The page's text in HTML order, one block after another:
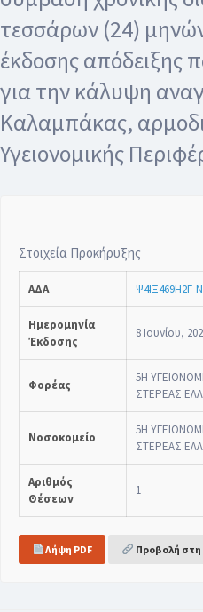
τεσσάρων (24)
έκδοσης απόδειξης
για την κάλυψη
Καλαμπάκας,
Υγειονομικής
Στοιχεία Προκήρυξης
ΑΔΑ Ψ4ΙΞ469Η2Γ-
Ημερομηνία
Έκδοσης
8 Ιουνίου,
Φορέας
5Η
ΣΤΕΡΕΑΣ
Νοσοκομείο
5Η
ΣΤΕΡΕΑΣ
Αριθμός
Θέσεων
1
Λήψη PDF Προβολή στη